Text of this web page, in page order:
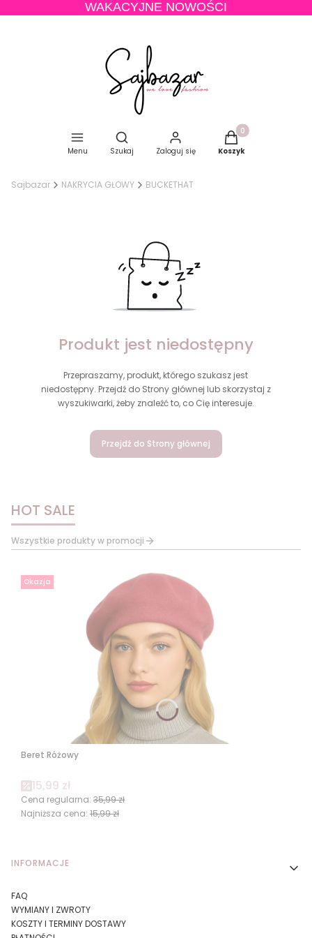
WAKACYJNE NOWOŚCI
Menu
Otwórz wyszukiwarkę
Szukaj Zaloguj się
Produkty w
Koszyk
Sajbazar NAKRYCIA GŁOWY BUCKETHAT
Produkt jest niedostępny
Przepraszamy, produkt, którego szukasz jest
niedostępny. Przejdź do Strony głównej lub skorzystaj z
wyszukiwarki, żeby znaleźć to, co Cię interesuje.
Przejdź do Strony głównej
HOT SALE
Wszystkie produkty w promocji
Okazja
Beret Różowy
Cena promocyjna
15,99 zł
Cena regularna: 35,99 zł
Najniższa cena: 15,99 zł
Linki w stopce
INFORMACJE
FAQ
WYMIANY I ZWROTY
KOSZTY I TERMINY DOSTAWY